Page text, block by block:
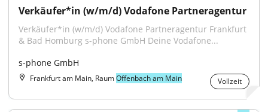
Verkäufer*in (w/m/d) Vodafone Partneragentur
Verkäufer*in (w/m/d) Vodafone Partneragentur Frankfurt
& Bad Homburg s-phone GmbH Deine Vodafone...
s-phone GmbH
Frankfurt am Main, RaumOffenbach am Main Vollzeit